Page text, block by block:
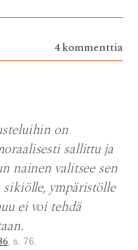
4 kommenttia
on
sallittu ja
nainen valitsee sen
ympäristölle
ei voi tehdä
, s. 76.